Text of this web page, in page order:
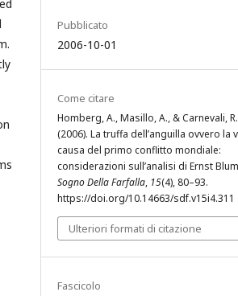
Pubblicato
2006-10-01
Come citare
Homberg, A., Masillo, A., & Carnevali, R.
(2006). La truffa dell’anguilla ovvero la
causa del primo conflitto mondiale:
considerazioni sull’analisi di Ernst
Sogno Della Farfalla, 15(4), 80–93.
https://doi.org/10.14663/sdf.v15i4.311
Ulteriori formati di citazione
Fascicolo